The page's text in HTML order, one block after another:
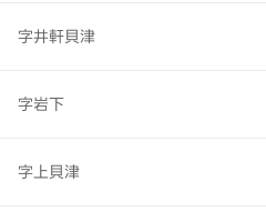
字井軒貝津
字岩下
字上貝津